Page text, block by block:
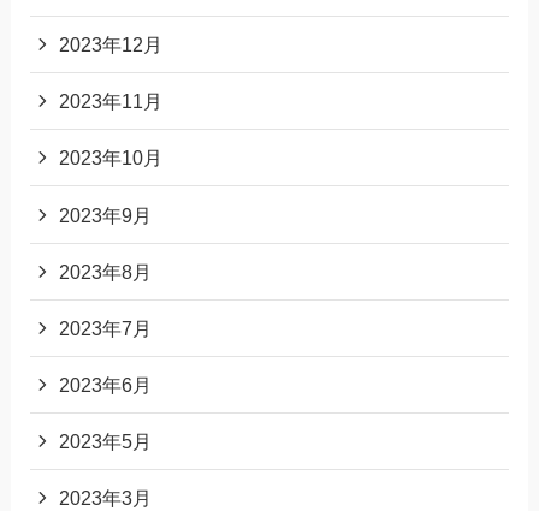
2023年12月
2023年11月
2023年10月
2023年9月
2023年8月
2023年7月
2023年6月
2023年5月
2023年3月